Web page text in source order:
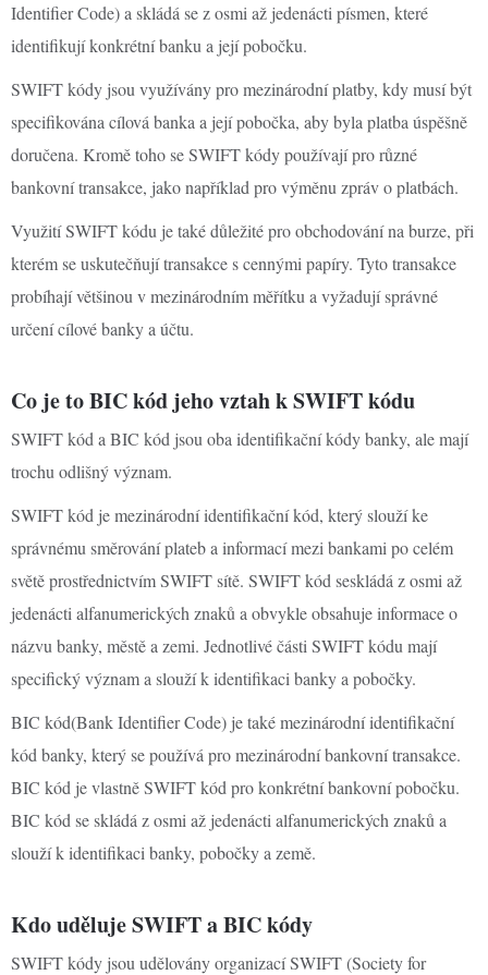
Identifier Code) a skládá se z osmi až jedenácti písmen, které
identifikují konkrétní banku a její pobočku.
SWIFT kódy jsou využívány pro mezinárodní platby, kdy musí být
specifikována cílová banka a její pobočka, aby byla platba úspěšně
doručena. Kromě toho se SWIFT kódy používají pro různé
bankovní transakce, jako například pro výměnu zpráv o platbách.
Využití SWIFT kódu je také důležité pro obchodování na burze, při
kterém se uskutečňují transakce s cennými papíry. Tyto transakce
probíhají většinou v mezinárodním měřítku a vyžadují správné
určení cílové banky a účtu.
Co je to BIC kód jeho vztah k SWIFT kódu
SWIFT kód a BIC kód jsou oba identifikační kódy banky, ale mají
trochu odlišný význam.
SWIFT kód je mezinárodní identifikační kód, který slouží ke
správnému směrování plateb a informací mezi bankami po celém
světě prostřednictvím SWIFT sítě. SWIFT kód seskládá z osmi až
jedenácti alfanumerických znaků a obvykle obsahuje informace o
názvu banky, městě a zemi. Jednotlivé části SWIFT kódu mají
specifický význam a slouží k identifikaci banky a pobočky.
BIC kód(Bank Identifier Code) je také mezinárodní identifikační
kód banky, který se používá pro mezinárodní bankovní transakce.
BIC kód je vlastně SWIFT kód pro konkrétní bankovní pobočku.
BIC kód se skládá z osmi až jedenácti alfanumerických znaků a
slouží k identifikaci banky, pobočky a země.
Kdo uděluje SWIFT a BIC kódy
SWIFT kódy jsou udělovány organizací SWIFT (Society for